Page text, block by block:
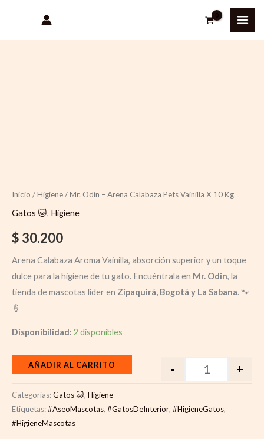
contenido
Inicio /Higiene/ Mr. Odin – Arena Calabaza Pets Vainilla X 10 Kg
Gatos 🐱, Higiene
$ 30.200
Arena Calabaza Aroma Vainilla, absorción superior y un toque
dulce para la higiene de tu gato. Encuéntrala en Mr. Odin, la
tienda de mascotas líder en Zipaquirá, Bogotá y La Sabana. 🐾
🍦
Disponibilidad: 2 disponibles
- +
AÑADIR AL CARRITO
Categorías:Gatos 🐱, Higiene
Etiquetas:#AseoMascotas, #GatosDeInterior, #HigieneGatos,
#HigieneMascotas